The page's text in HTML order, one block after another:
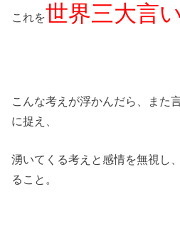
これを世界三大言
こんな考えが浮かんだら、また
に捉え、
湧いてくる考えと感情を無視し
ること。